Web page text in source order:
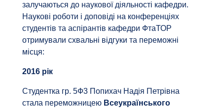
залучаються до наукової діяльності кафедри.
Наукові роботи і доповіді на конференціях
студентів та аспірантів кафедри ФтаТОР
отримували схвальні відгуки та переможні
місця:
2016 рік
Студентка гр. 5Ф3 Попихач Надія Петрівна
стала переможницею Всеукраїнського